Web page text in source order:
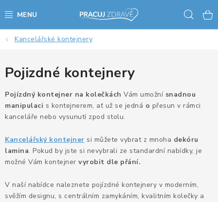
na
AKCE - SLEVY - VÝPRODEJ
STOLY A ŽIDLE
VÝŠKOVĚ NASTAVITELNÉ STOLY
KANCELÁŘSKÉ PSACÍ STOLY
NOHY KE STOLU A PODNOŽE
PŘÍSLUŠENSTVÍ KE STOLŮM
KANCELÁŘSKÉ KONTEJNERY
Kancelářské kontejnery
Pojizdné kontejnery
Pojízdný kontejner na kolečkách Vám umožní snadnou
manipulaci s kontejnerem, ať už se jedná o přesun v rámci
kanceláře nebo vysunutí zpod stolu.
Kancelářský kontejner si můžete vybrat z mnoha dekóru
lamina. Pokud by jste si nevybrali ze standardní nabídky, je
možné Vám kontejner vyrobit dle přání.
V naší nabídce naleznete pojízdné kontejnery v moderním,
svěžím designu, s centrálním zamykáním, kvalitním kolečky a